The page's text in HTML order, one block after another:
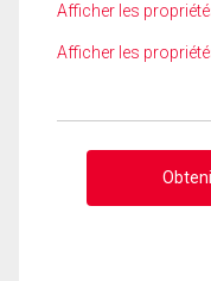
Afficher les
Afficher les